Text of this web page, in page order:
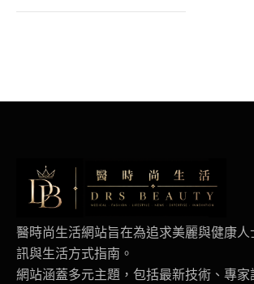
醫時尚生活網站旨在為追求美麗與健康
訊與生活方式指南。
網站涵蓋多元主題，包括最新技術、專